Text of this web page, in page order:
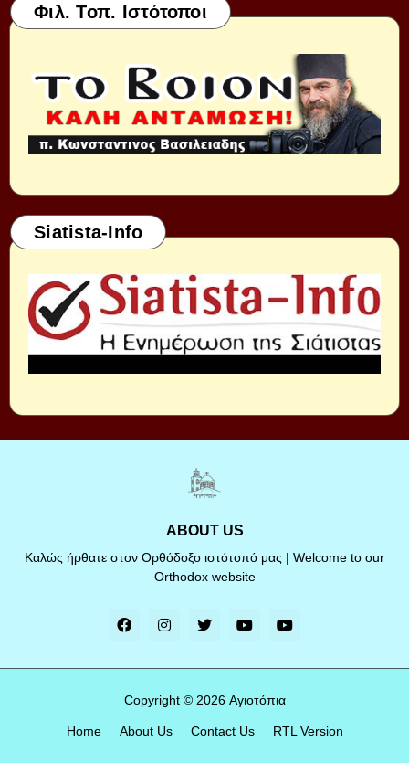
Φιλ. Τοπ. Ιστότοποι
Siatista-Info
ABOUT US
Καλώς ήρθατε στον Ορθόδοξο ιστότοπό μας | Welcome to our
Orthodox website
Copyright © 2026 Αγιοτόπια
Home About Us Contact Us RTL Version